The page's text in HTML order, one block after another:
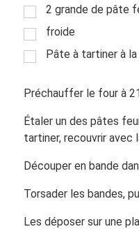
2 grande de pâte
froide
Pâte à tartiner à
Préchauffer le four à
Étaler un des pâtes
tartiner, recouvrir avec
Découper en bande
Torsader les bandes,
Les déposer sur une